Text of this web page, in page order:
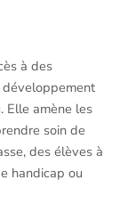
à des
développement
Elle amène les
soin de
des élèves à
handicap ou